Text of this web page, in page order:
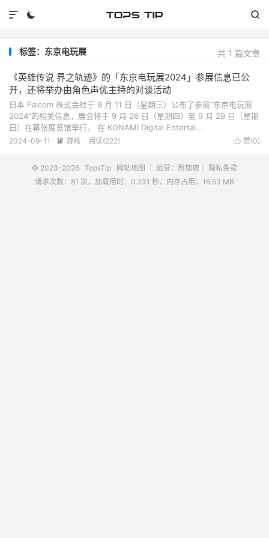
 

共 1 篇文章
标签：东京电玩展
《英雄传说 界之轨迹》的「东京电玩展2024」参展信息已公
开，还将举办由角色声优主持的对谈活动
日本 Falcom 株式会社于 9 月 11 日（星期三）公布了参展“东京电玩展
2024”的相关信息，展会将于 9 月 26 日（星期四）至 9 月 29 日（星期
日）在幕张展览馆举行。 在 KONAMI Digital Entertai...
 赞(0)
2024-09-11  游戏 阅读(222)
© 2023-2026 TopsTip 网站地图 ｜ 运营：新加坡｜
隐私条款
请求次数：81 次，加载用时：0.231 秒，内存占用：16.53 MB